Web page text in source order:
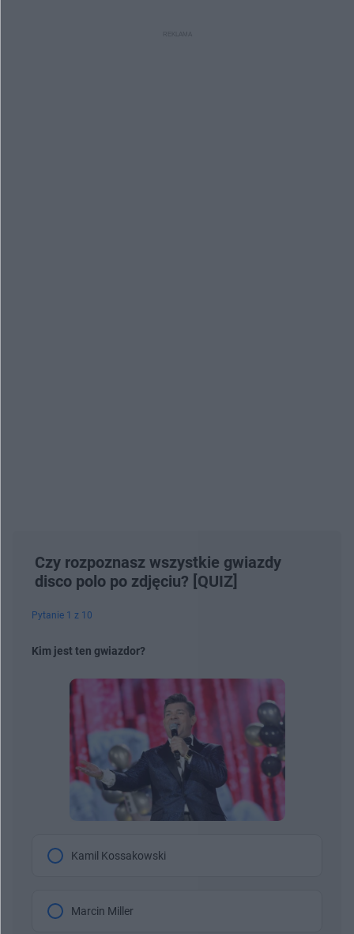
Czy rozpoznasz wszystkie gwiazdy
disco polo po zdjęciu? [QUIZ]
Pytanie 1 z 10
Kim jest ten gwiazdor?
Kamil Kossakowski
Marcin Miller